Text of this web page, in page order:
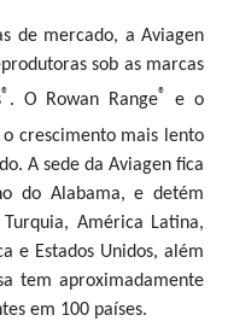
de mercado, a Aviagen
sob as marcas
® . O Rowan Range®
e o
crescimento mais lento
A sede da Aviagen fica
do Alabama, e detém
América Latina,
e Estados Unidos, além
tem aproximadamente
em 100 países.